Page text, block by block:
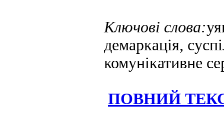
Ключові слова:
демаркація,
комунікативне
ПОВНИЙ